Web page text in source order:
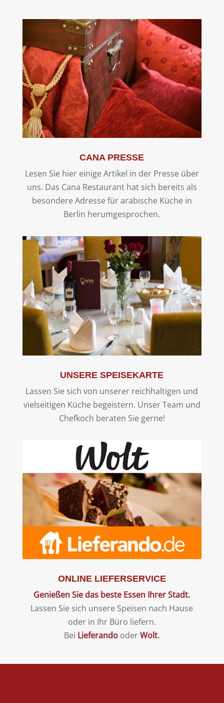
CANA PRESSE
Lesen Sie hier einige Artikel in der Presse über
uns. Das Cana Restaurant hat sich bereits als
besondere Adresse für arabische Küche in
Berlin herumgesprochen.
UNSERE SPEISEKARTE
Lassen Sie sich von unserer reichhaltigen und
vielseitigen Küche begeistern. Unser Team und
Chefkoch beraten Sie gerne!
ONLINE LIEFERSERVICE
Genießen Sie das beste Essen Ihrer Stadt.
Lassen Sie sich unsere Speisen nach Hause
oder in Ihr Büro liefern.
Bei Lieferando oderWolt.